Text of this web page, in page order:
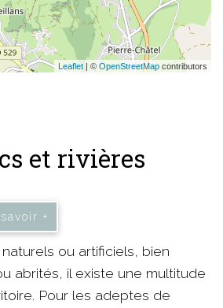
Leaflet | © OpenStreetMap contributors
et rivières
+
naturels ou artificiels, bien
abrités, il existe une multitude
Pour les adeptes de